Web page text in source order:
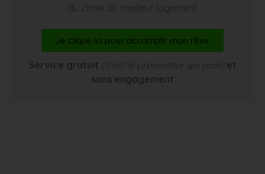
du choix du meilleur logement
Je clique ici pour accomplir mon rêve
Service gratuit (c’est le promoteur qui paie) et
sans engagement